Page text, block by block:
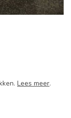
Lees meer.